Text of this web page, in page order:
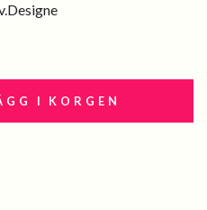
I KORGEN